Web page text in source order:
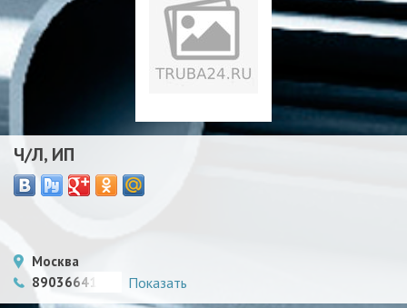
Ч/Л, ИП
Москва
89036641871
Показать